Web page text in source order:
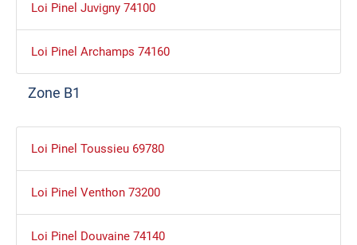
Loi Pinel Juvigny 74100
Loi Pinel Archamps 74160
Zone B1
Loi Pinel Toussieu 69780
Loi Pinel Venthon 73200
Loi Pinel Douvaine 74140